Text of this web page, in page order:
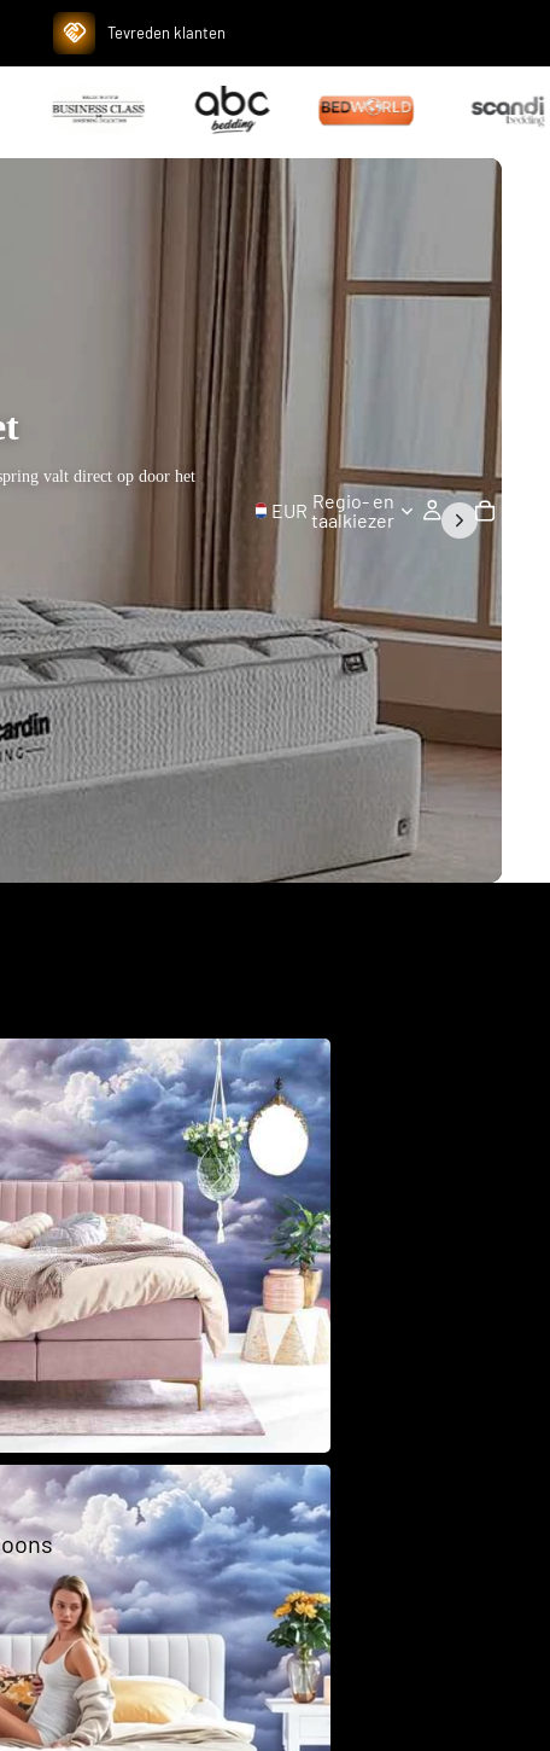
Tevreden klanten
EUR Regio- en
taalkiezer
moderne boxspringbed is